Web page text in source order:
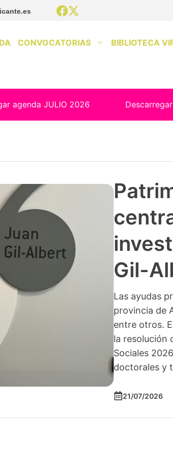
CONVOCATORIAS BIBLIOTECA
agenda JULIO 2026
Gil-
Las ayudas
provincia de
entre otros.
la resolución
Sociales
doctorales y
21/07/2026